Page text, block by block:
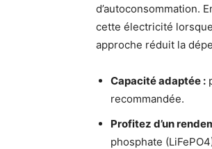
d’autoconsommation.
cette électricité
approche réduit la
Capacité adaptée :
recommandée.
Profitez d’un
phosphate